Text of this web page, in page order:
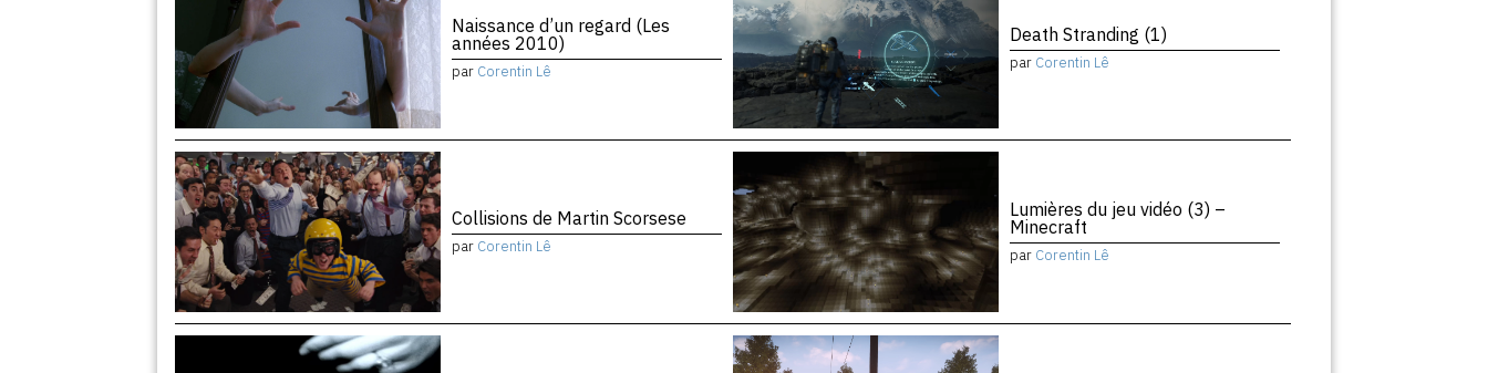
Naissance d’un regard (Les
années 2010)
par Corentin Lê
Death Stranding (1)
par Corentin Lê
Collisions de Martin Scorsese
par Corentin Lê
Lumières du jeu vidéo (3) –
Minecraft
par Corentin Lê